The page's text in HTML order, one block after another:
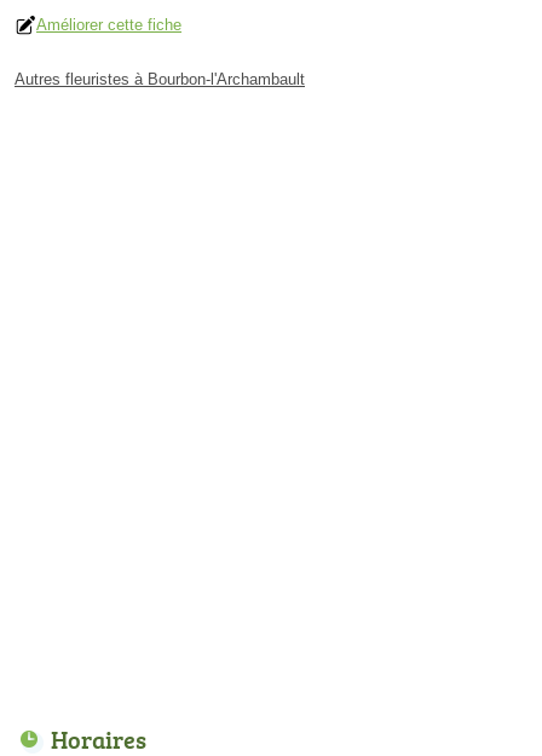
Améliorer cette fiche
Autres fleuristes à Bourbon-l'Archambault
Horaires